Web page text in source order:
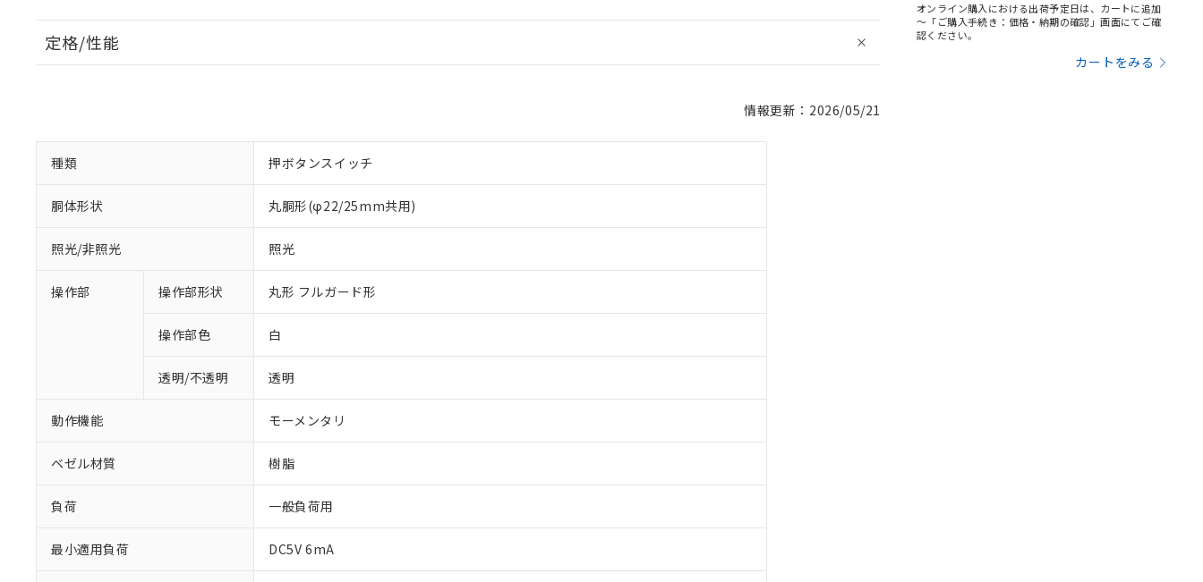
定格/性能
情報更新：2026/05/21
種類 押ボタンスイッチ
胴体形状 丸胴形(φ22/25mm共用)
照光/非照光 照光
操作部 操作部形状 丸形 フルガード形
操作部色 白
透明/不透明 透明
動作機能 モーメンタリ
ベゼル材質 樹脂
負荷 一般負荷用
最小適用負荷 DC5V 6mA
オンライン購入における出荷予定日は、カートに追加
～「ご購入手続き：価格・納期の確認」画面にてご確
認ください。
カートをみる